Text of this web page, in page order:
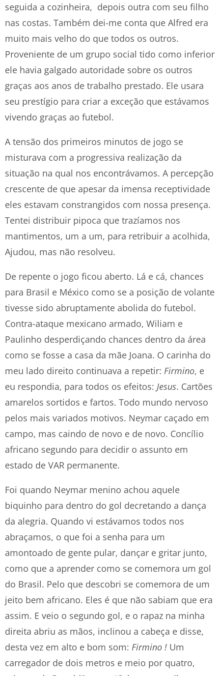
seguida a cozinheira, depois outra com seu filho
nas costas. Também dei-me conta que Alfred era
muito mais velho do que todos os outros.
Proveniente de um grupo social tido como inferior
ele havia galgado autoridade sobre os outros
graças aos anos de trabalho prestado. Ele usara
seu prestígio para criar a exceção que estávamos
vivendo graças ao futebol.
A tensão dos primeiros minutos de jogo se
misturava com a progressiva realização da
situação na qual nos encontrávamos. A percepção
crescente de que apesar da imensa receptividade
eles estavam constrangidos com nossa presença.
Tentei distribuir pipoca que trazíamos nos
mantimentos, um a um, para retribuir a acolhida,
Ajudou, mas não resolveu.
De repente o jogo ficou aberto. Lá e cá, chances
para Brasil e México como se a posição de volante
tivesse sido abruptamente abolida do futebol.
Contra-ataque mexicano armado, Wiliam e
Paulinho desperdiçando chances dentro da área
como se fosse a casa da mãe Joana. O carinha do
meu lado direito continuava a repetir: Firmino, e
eu respondia, para todos os efeitos: Jesus. Cartões
amarelos sortidos e fartos. Todo mundo nervoso
pelos mais variados motivos. Neymar caçado em
campo, mas caindo de novo e de novo. Concílio
africano segundo para decidir o assunto em
estado de VAR permanente.
Foi quando Neymar menino achou aquele
biquinho para dentro do gol decretando a dança
da alegria. Quando vi estávamos todos nos
abraçamos, o que foi a senha para um
amontoado de gente pular, dançar e gritar junto,
como que a aprender como se comemora um gol
do Brasil. Pelo que descobri se comemora de um
jeito bem africano. Eles é que não sabiam que era
assim. E veio o segundo gol, e o rapaz na minha
direita abriu as mãos, inclinou a cabeça e disse,
desta vez em alto e bom som: Firmino ! Um
carregador de dois metros e meio por quatro,